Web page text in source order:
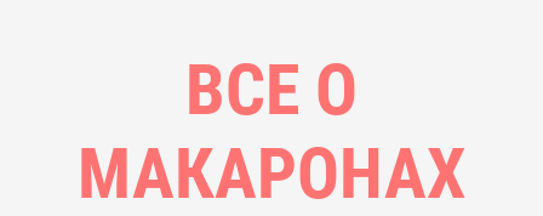
ВСЕ О
МАКАРОНАХ